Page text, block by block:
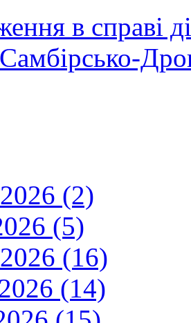
в справі
Самбірсько-
(2)
(5)
(16)
(14)